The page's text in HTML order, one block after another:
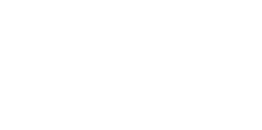
de Obra em São Paulo
e Obras em São Paulo